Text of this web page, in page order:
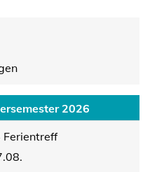
2026
Ferientreff